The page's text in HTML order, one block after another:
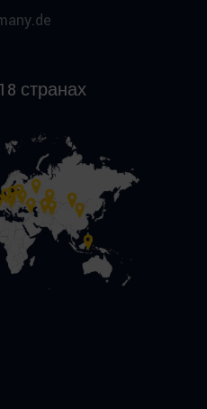
странах